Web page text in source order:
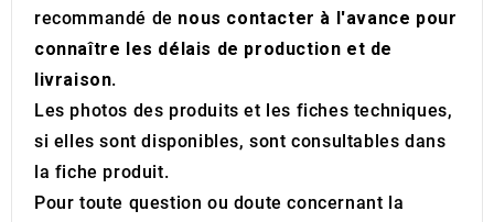
recommandé de nous contacter à l'avance pour
connaître les délais de production et de
livraison.
Les photos des produits et les fiches techniques,
si elles sont disponibles, sont consultables dans
la fiche produit.
Pour toute question ou doute concernant la